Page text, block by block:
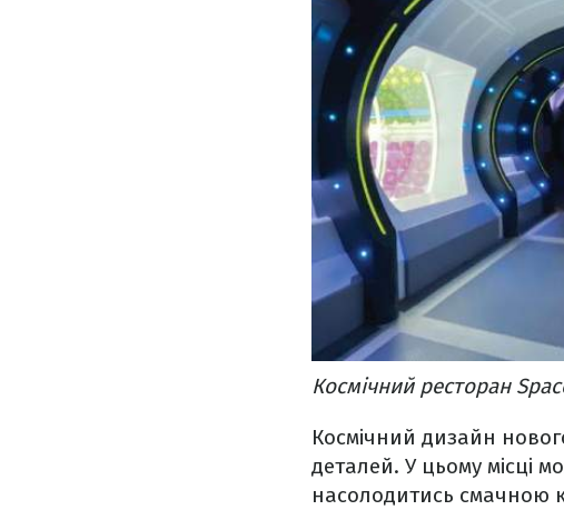
Космічний ресторан
Космічний дизайн
деталей. У цьому місці
насолодитись смачною